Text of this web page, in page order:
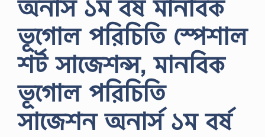
অনার্স ১ম বর্ষ মানবিক
ভূগোল পরিচিতি স্পেশাল
শর্ট সাজেশন্স, মানবিক
ভূগোল পরিচিতি
সাজেশন অনার্স ১ম বর্ষ